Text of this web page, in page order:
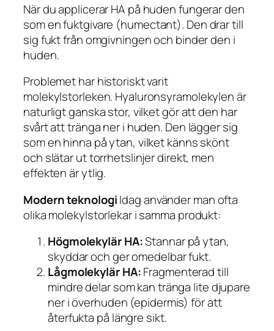
När du applicerar HA på huden fungerar den
som en fuktgivare (humectant). Den drar till
sig fukt från omgivningen och binder den i
huden.
Problemet har historiskt varit
molekylstorleken. Hyaluronsyramolekylen är
naturligt ganska stor, vilket gör att den har
svårt att tränga ner i huden. Den lägger sig
som en hinna på ytan, vilket känns skönt
och slätar ut torrhetslinjer direkt, men
effekten är ytlig.
Modern teknologiIdag använder man ofta
olika molekylstorlekar i samma produkt:
Högmolekylär HA:Stannar på ytan,
skyddar och ger omedelbar fukt.
Lågmolekylär HA:Fragmenterad till
mindre delar som kan tränga lite djupare
ner i överhuden (epidermis) för att
återfukta på längre sikt.